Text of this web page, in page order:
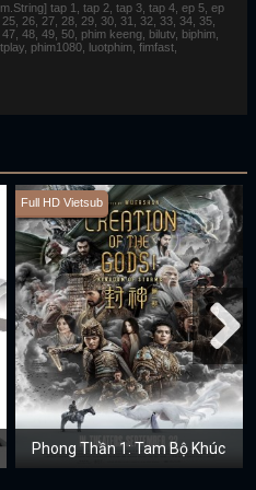
tap 1, tap 2, tap 3, tap 4, ep 5, ep
26, 27, 28, 29, 30, 31, 32, 33, 34, 35,
48, 49, 50, phim keeng, bilutv, biphim,
phim1080, luotphim, fimfast,
Full HD Vietsub
Phong Thần 1: Tam Bộ Khúc